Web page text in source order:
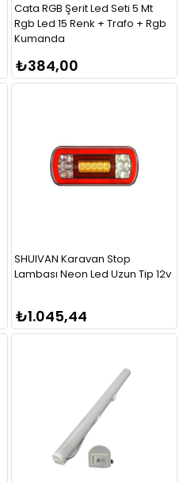
Cata RGB Şerit Led Seti 5 Mt
Rgb Led 15 Renk + Trafo + Rgb
Kumanda
₺384,00
SHUIVAN Karavan Stop
Lambası Neon Led Uzun Tip 12v
₺1.045,44